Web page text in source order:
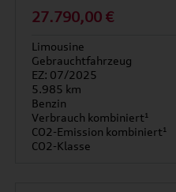
27.790,00 €
Limousine
Gebrauchtfahrzeug
EZ: 07/2025
5.985 km
Benzin
Verbrauch kombiniert¹
CO2-Emission kombiniert¹
CO2-Klasse